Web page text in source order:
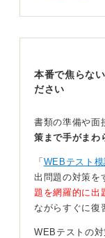
友達と遊ぶ服
もし私服で参加
シャツやブラウ
紺、黒、グレー
わせてみましょ
本番で焦らな
ださい
書類の準備や面
策まで手がまわ
「 WEBテスト模
出問題の対策を
題を網羅的に出
ながらすぐに復
WEBテストの